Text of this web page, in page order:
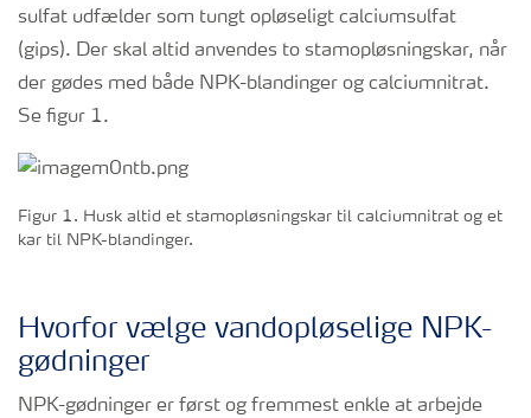
sulfat udfælder som tungt opløseligt calciumsulfat
(gips). Der skal altid anvendes to stamopløsningskar, når
der gødes med både NPK-blandinger og calciumnitrat.
Se figur 1.
Figur 1. Husk altid et stamopløsningskar til calciumnitrat og et
kar til NPK-blandinger.
Hvorfor vælge vandopløselige NPK-
gødninger
NPK-gødninger er først og fremmest enkle at arbejde